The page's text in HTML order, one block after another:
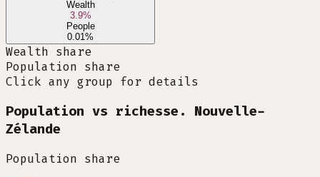
Wealth
3.9%
People
0.01%
Wealth share
Population share
Click any group for details
Population vs richesse. Nouvelle-
Zélande
Population share